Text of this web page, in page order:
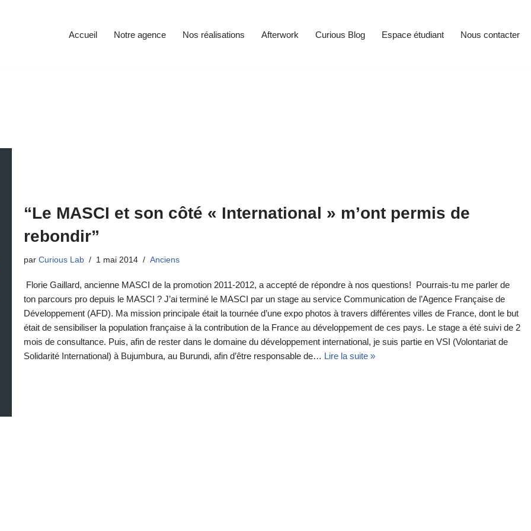
Accueil Notre agence Nos réalisations Afterwork Curious Blog Espace étudiant Nous contacter
“Le MASCI et son côté « International » m’ont permis de
rebondir”
par Curious Lab 1 mai 2014 Anciens
Florie Gaillard, ancienne MASCI de la promotion 2011-2012, a accepté de répondre à nos questions! Pourrais-tu me parler de
ton parcours pro depuis le MASCI ? J’ai terminé le MASCI par un stage au service Communication de l’Agence Française de
Développement (AFD). Ma mission principale était la tournée d’une expo photos à travers différentes villes de France, dont le but
était de sensibiliser la population française à la contribution de la France au développement de ces pays. Le stage a été suivi de 2
mois de consultance. Puis, afin de rester dans le domaine du développement international, je suis partie en VSI (Volontariat de
Solidarité International) à Bujumbura, au Burundi, afin d’être responsable de… Lire la suite »